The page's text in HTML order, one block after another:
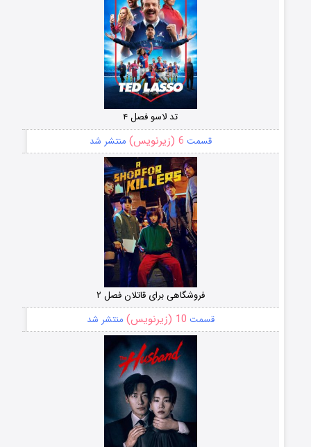
تد لاسو فصل ۴
قسمت 6 (زیرنویس) منتشر شد
فروشگاهی برای قاتلان فصل ۲
قسمت 10 (زیرنویس) منتشر شد